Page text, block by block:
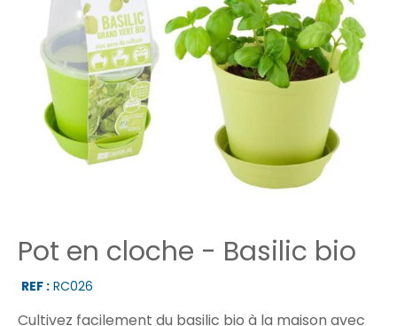
Pot en cloche - Basilic bio
REF : RC026
Cultivez facilement du basilic bio à la maison avec